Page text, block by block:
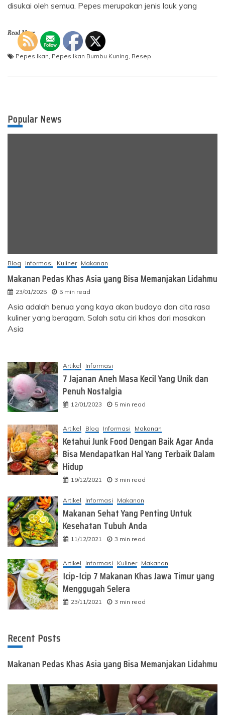
disukai oleh semua. Pepes merupakan jenis lauk yang
Read More
Pepes Ikan, Pepes Ikan Bumbu Kuning, Resep
Popular News
Blog Informasi Kuliner Makanan
Makanan Pedas Khas Asia yang Bisa Memanjakan Lidahmu
23/01/2025 5 min read
Asia adalah benua yang kaya akan budaya dan cita rasa
kuliner yang beragam. Salah satu ciri khas dari masakan
Asia
Artikel Informasi
7 Jajanan Aneh Masa Kecil Yang Unik dan
Penuh Nostalgia
12/01/2023 5 min read
Artikel Blog Informasi Makanan
Ketahui Junk Food Dengan Baik Agar Anda
Bisa Mendapatkan Hal Yang Terbaik Dalam
Hidup
19/12/2021 3 min read
Artikel Informasi Makanan
Makanan Sehat Yang Penting Untuk
Kesehatan Tubuh Anda
11/12/2021 3 min read
Artikel Informasi Kuliner Makanan
Icip-Icip 7 Makanan Khas Jawa Timur yang
Menggugah Selera
23/11/2021 3 min read
Recent Posts
Makanan Pedas Khas Asia yang Bisa Memanjakan Lidahmu